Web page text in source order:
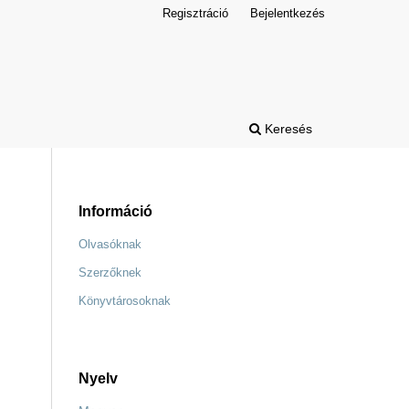
Keresés
Regisztráció Bejelentkezés
Információ
Olvasóknak
Szerzőknek
Könyvtárosoknak
Nyelv